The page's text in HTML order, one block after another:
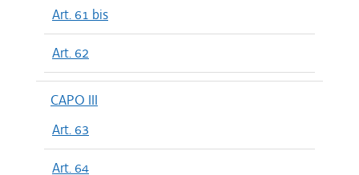
Art. 61 bis
Art. 62
CAPO III
Art. 63
Art. 64